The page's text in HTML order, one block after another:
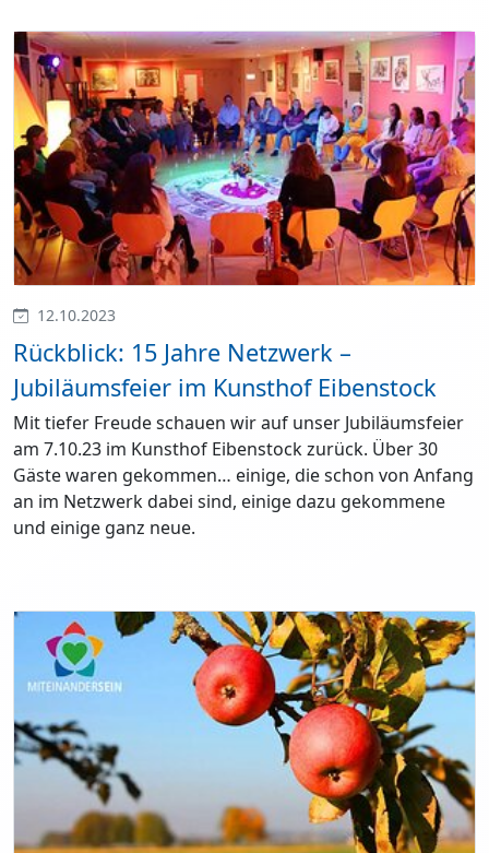
12.10.2023
Rückblick: 15 Jahre Netzwerk –
Jubiläumsfeier im Kunsthof Eibenstock
Mit tiefer Freude schauen wir auf unser Jubiläumsfeier
am 7.10.23 im Kunsthof Eibenstock zurück. Über 30
Gäste waren gekommen… einige, die schon von Anfang
an im Netzwerk dabei sind, einige dazu gekommene
und einige ganz neue.